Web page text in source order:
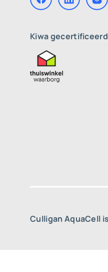
Kiwa gecertificeerd
Culligan AquaCell